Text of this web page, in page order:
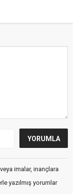
imalar, inançlara
yazılmış yorumlar